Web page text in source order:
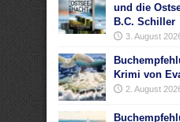
und die
B.C. Schiller
3. August
Krimi von
2. August